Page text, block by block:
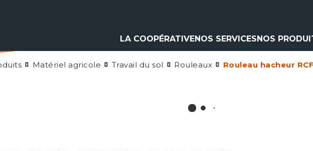
LA COOPÉRATIVENOS SERVICES
Climatisation
Cardan
NOS
Matériel
Matériel agricole Travail du sol Rouleaux Rouleau hacheur